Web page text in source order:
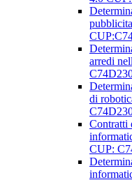
arredi
di
Contratti
CUP: